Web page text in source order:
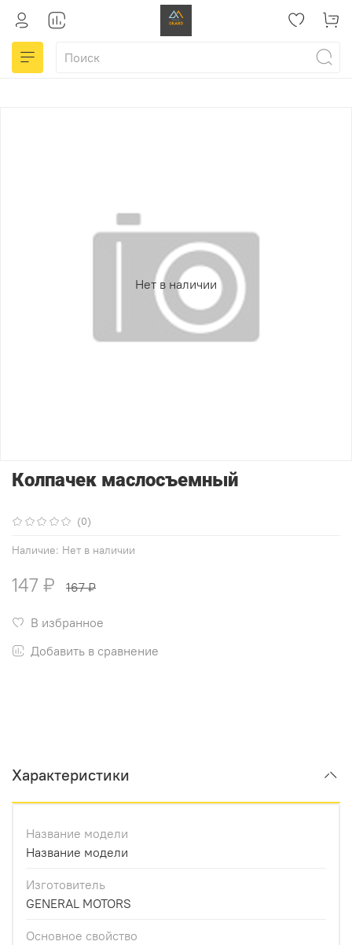
Нет в наличии
(0)
Наличие: Нет в наличии
Колпачек маслосъемный
147 ₽ 167 ₽
В избранное
Добавить в сравнение
Характеристики
Название модели
Название модели
Изготовитель
GENERAL MOTORS
Основное свойство